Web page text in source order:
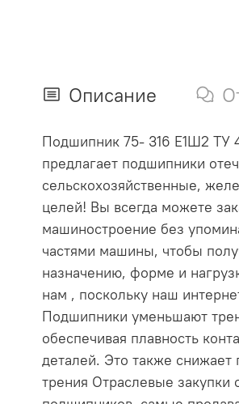
Описание
Подшипник 75- 316 Е1Ш2 ТУ
предлагает подшипники
сельскохозяйственные,
целей! Вы всегда можете
машиностроение без
частями машины, чтобы
назначению, форме и
нам , поскольку наш
Подшипники уменьшают
обеспечивая плавность
деталей. Это также
трения Отраслевые